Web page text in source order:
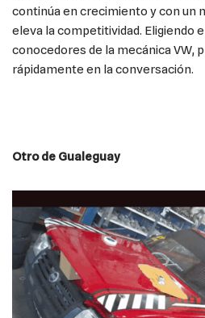
continúa en crecimiento y con un
eleva la competitividad. Eligiendo
conocedores de la mecánica VW,
rápidamente en la conversación.
Otro de Gualeguay